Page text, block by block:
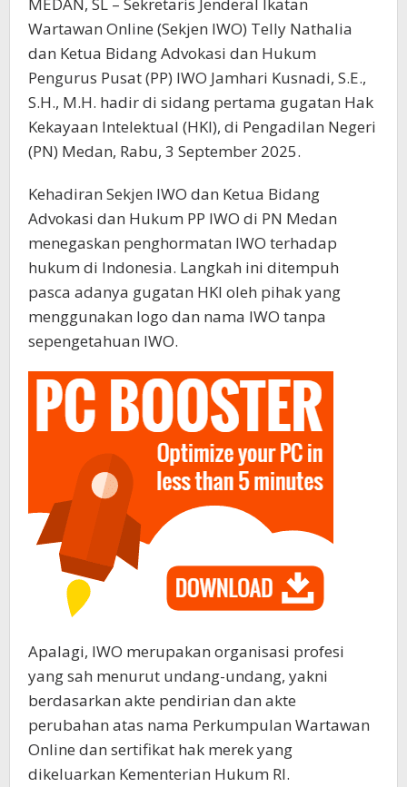
MEDAN, SL – Sekretaris Jenderal Ikatan
Wartawan Online (Sekjen IWO) Telly Nathalia
dan Ketua Bidang Advokasi dan Hukum
Pengurus Pusat (PP) IWO Jamhari Kusnadi, S.E.,
S.H., M.H. hadir di sidang pertama gugatan Hak
Kekayaan Intelektual (HKI), di Pengadilan Negeri
(PN) Medan, Rabu, 3 September 2025.
Kehadiran Sekjen IWO dan Ketua Bidang
Advokasi dan Hukum PP IWO di PN Medan
menegaskan penghormatan IWO terhadap
hukum di Indonesia. Langkah ini ditempuh
pasca adanya gugatan HKI oleh pihak yang
menggunakan logo dan nama IWO tanpa
sepengetahuan IWO.
Apalagi, IWO merupakan organisasi profesi
yang sah menurut undang-undang, yakni
berdasarkan akte pendirian dan akte
perubahan atas nama Perkumpulan Wartawan
Online dan sertifikat hak merek yang
dikeluarkan Kementerian Hukum RI.